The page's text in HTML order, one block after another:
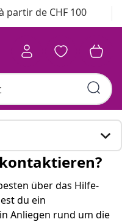
partir de CHF 100
die für Sie
über das Hilfe-
du ein
Anliegen rund um die